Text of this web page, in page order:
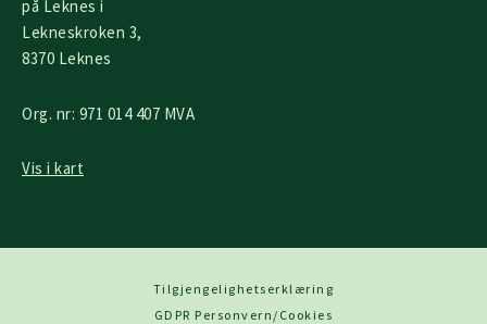
på Leknes i
Lekneskroken 3,
8370 Leknes
Org. nr: 971 014 407 MVA
Vis i kart
Tilgjengelighetserklæring
GDPR Personvern/Cookies